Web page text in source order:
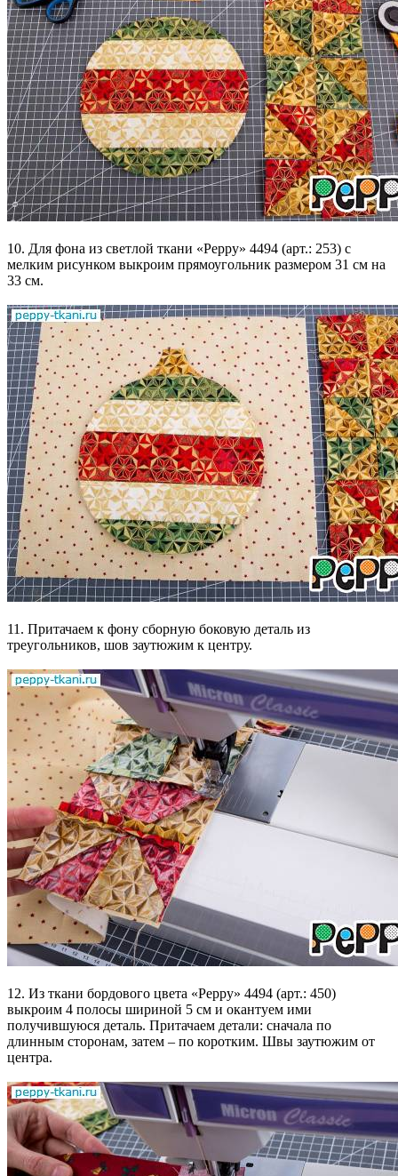
10. Для фона из светлой ткани «Peppy» 4494 (арт.: 253) с
мелким рисунком выкроим прямоугольник размером 31 см на
33 см.
11. Притачаем к фону сборную боковую деталь из
треугольников, шов заутюжим к центру.
12. Из ткани бордового цвета «Peppy» 4494 (арт.: 450)
выкроим 4 полосы шириной 5 см и окантуем ими
получившуюся деталь. Притачаем детали: сначала по
длинным сторонам, затем – по коротким. Швы заутюжим от
центра.